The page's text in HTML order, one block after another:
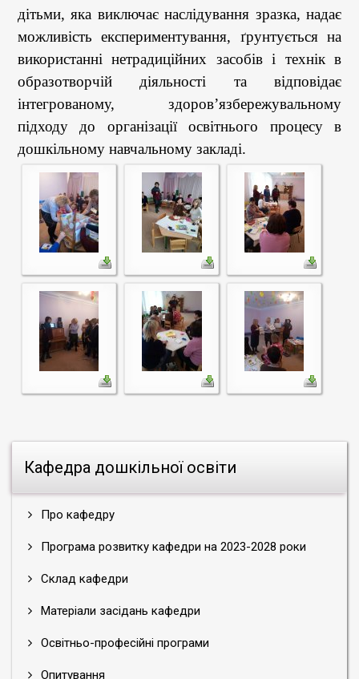
Кафедра дошкільної освіти
Про кафедру
Програма розвитку кафедри на 2023-2028 роки
Склад кафедри
Матеріали засідань кафедри
Освітньо-професійні програми
Опитування
дітьми, яка виключає наслідування зразка, надає
можливість експериментування, ґрунтується на
використанні нетрадиційних засобів і технік в
образотворчій діяльності та відповідає
інтегрованому, здоров’язбережувальному
підходу до організації освітнього процесу в
дошкільному навчальному закладі.